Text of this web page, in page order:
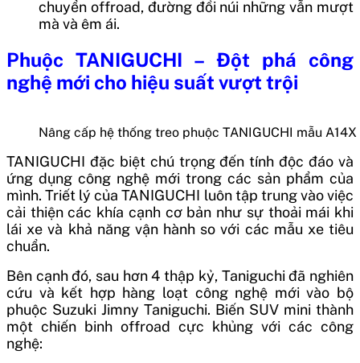
chuyển offroad, đường đồi núi những vẫn mượt
mà và êm ái.
Phuộc TANIGUCHI – Đột phá công
nghệ mới cho hiệu suất vượt trội
Nâng cấp hệ thống treo phuộc TANIGUCHI mẫu A14X
TANIGUCHI đặc biệt chú trọng đến tính độc đáo và
ứng dụng công nghệ mới trong các sản phẩm của
mình. Triết lý của TANIGUCHI luôn tập trung vào việc
cải thiện các khía cạnh cơ bản như sự thoải mái khi
lái xe và khả năng vận hành so với các mẫu xe tiêu
chuẩn.
Bên cạnh đó, sau hơn 4 thập kỷ, Taniguchi đã nghiên
cứu và kết hợp hàng loạt công nghệ mới vào bộ
phuộc Suzuki Jimny Taniguchi. Biến SUV mini thành
một chiến binh offroad cực khủng với các công
nghệ: